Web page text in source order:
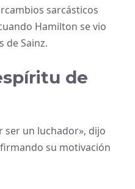
sarcásticos
Hamilton se vio
de Sainz.
de
ser un luchador», dijo
su motivación